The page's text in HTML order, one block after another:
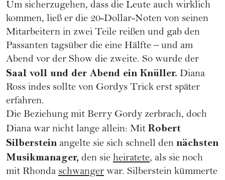
Um sicherzugehen, dass die Leute auch wirklich
kommen, ließ er die 20-Dollar-Noten von seinen
Mitarbeitern in zwei Teile reißen und gab den
Passanten tagsüber die eine Hälfte – und am
Abend vor der Show die zweite. So wurde der
Saal voll und der Abend ein Knüller. Diana
Ross indes sollte von Gordys Trick erst später
erfahren.
Die Beziehung mit Berry Gordy zerbrach, doch
Diana war nicht lange allein: Mit Robert
Silberstein angelte sie sich schnell den nächsten
Musikmanager, den sie heiratete, als sie noch
mit Rhonda schwanger war. Silberstein kümmerte